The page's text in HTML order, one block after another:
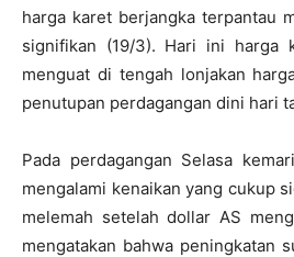
harga karet berjangka terpantau
signifikan (19/3). Hari ini harga
menguat di tengah lonjakan
penutupan perdagangan dini hari
Pada perdagangan Selasa
mengalami kenaikan yang cukup
melemah setelah dollar AS
mengatakan bahwa peningkatan